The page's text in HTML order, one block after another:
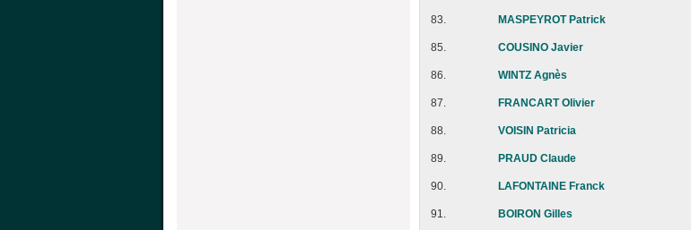
83. MASPEYROT Patrick
85. COUSINO Javier
86. WINTZ Agnès
87. FRANCART Olivier
88. VOISIN Patricia
89. PRAUD Claude
90. LAFONTAINE Franck
91. BOIRON Gilles